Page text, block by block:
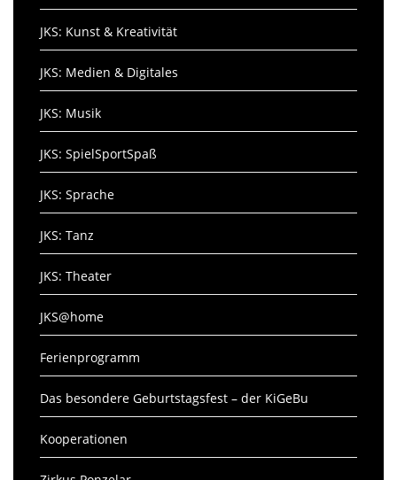
JKS: Kunst & Kreativität
JKS: Medien & Digitales
JKS: Musik
JKS: SpielSportSpaß
JKS: Sprache
JKS: Tanz
JKS: Theater
JKS@home
Ferienprogramm
Das besondere Geburtstagsfest – der KiGeBu
Kooperationen